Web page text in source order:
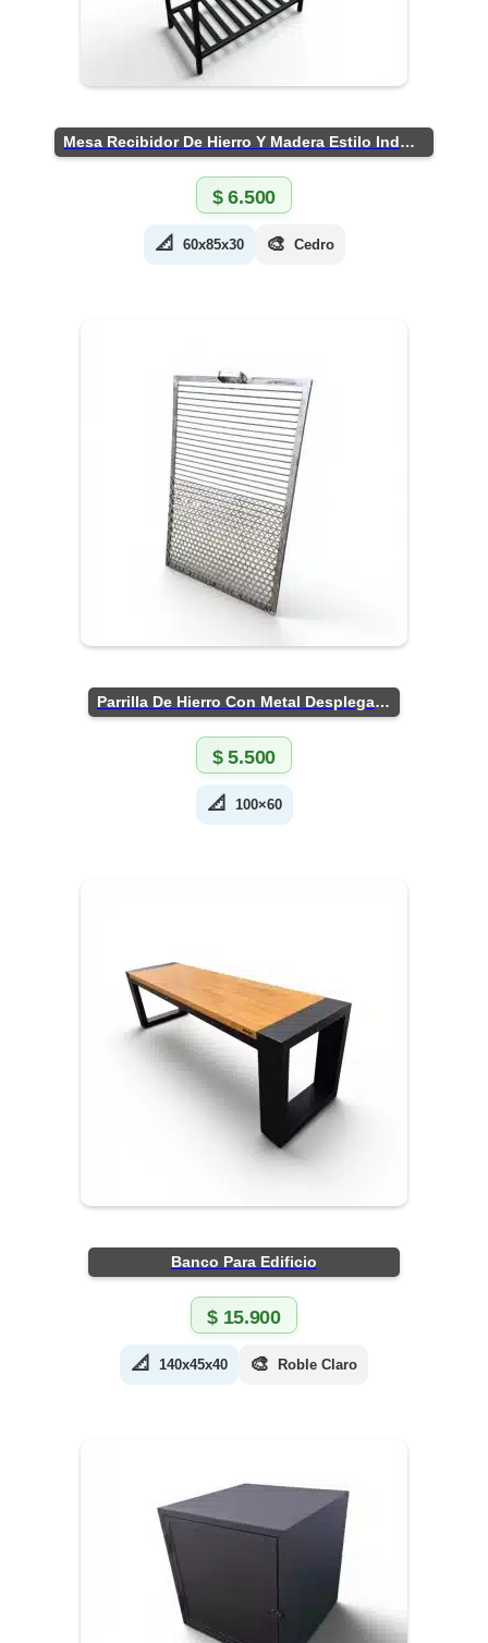
Mesa Recibidor De Hierro Y Madera Estilo Industrial
$6.500
📐 60x85x30 🎨 Cedro
Parrilla De Hierro Con Metal Desplegado
$5.500
📐 100×60
Banco Para Edificio
$15.900
📐 140x45x40 🎨 Roble Claro